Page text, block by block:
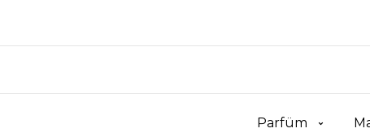
Parfüm